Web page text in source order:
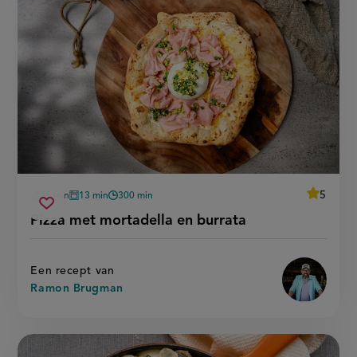
Pizza met mortadella en burrata
voorbereidingstijd
35 min
oventijd
13 min
wachttijd
300 min
average
5
burrata'
Een recept van
Ramon Brugman
Sla
pizza
met
mortadella
burrata